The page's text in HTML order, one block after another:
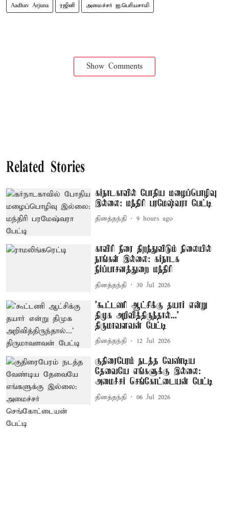
Aadhav Arjuna ரஜினி அமைச்சர் ஐ.பெரியசாமி
Show Comments
Related Stories
கர்நாடகாவில் போதிய மழைப்பொழிவு
இல்லை: மந்திரி பரமேஷ்வரா பேட்டி
தினத்தந்தி 9 hours ago
காவிரி நீரை திறந்துவிடும் நிலையில்
நாங்கள் இல்லை: கர்நாடக
நீர்ப்பாசனத்துறை மந்திரி
தினத்தந்தி 30 Jul 2026
’கூட்டணி ஆட்சிக்கு தயார் என்று
திமுக அறிவித்திருந்தால்...’
திருமாவளவன் பேட்டி
தினத்தந்தி 12 Jul 2026
குதிரைபேரம் நடத்த வேண்டிய
தேவையே எங்களுக்கு இல்லை:
அமைச்சர் செங்கோட்டையன் பேட்டி
தினத்தந்தி 06 Jul 2026